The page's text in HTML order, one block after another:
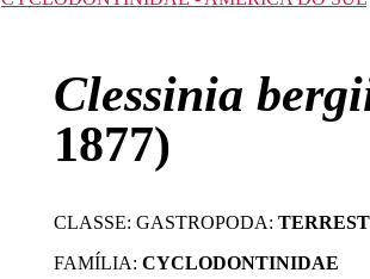
Clessinia
1877)
CLASSE: GASTROPODA:
FAMÍLIA: CYCLODONTINIDAE